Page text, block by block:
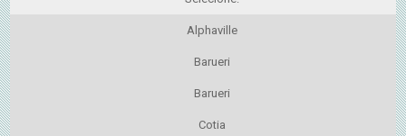
Alphaville
Barueri
Barueri
Cotia